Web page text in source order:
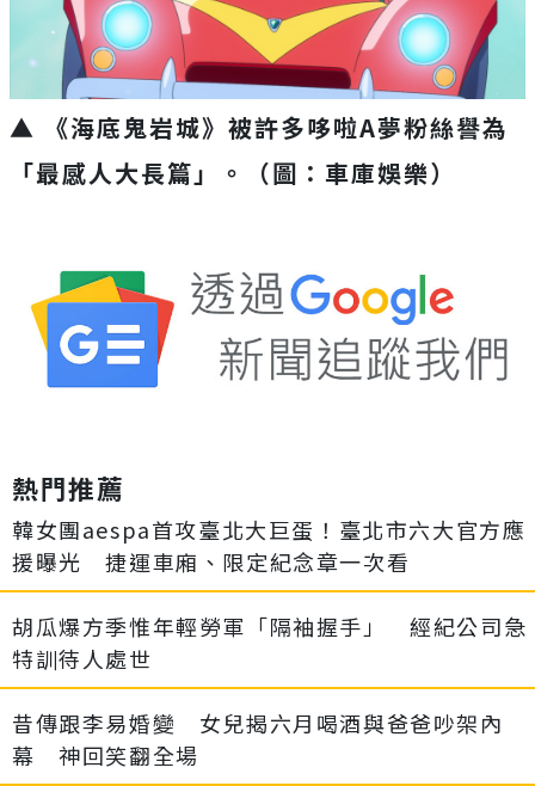
▲ 《海底鬼岩城》被許多哆啦A夢粉絲譽為
「最感人大長篇」。（圖：車庫娛樂）
熱門推薦
韓女團aespa首攻臺北大巨蛋！臺北市六大官方應
援曝光 捷運車廂、限定紀念章一次看
胡瓜爆方季惟年輕勞軍「隔袖握手」 經紀公司急
特訓待人處世
昔傳跟李易婚變 女兒揭六月喝酒與爸爸吵架內
幕 神回笑翻全場